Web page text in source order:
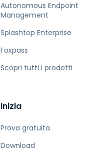
Autonomous Endpoint
Management
Splashtop Enterprise
Foxpass
Scopri tutti i prodotti
Inizia
Prova gratuita
Download